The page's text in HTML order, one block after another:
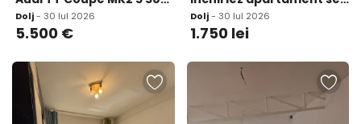
Dolj- 30 Iul 2026
5.500 €
Dolj- 30 Iul 2026
1.750 lei